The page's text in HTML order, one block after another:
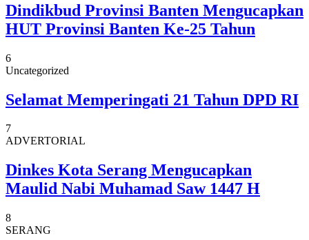
Dindikbud Provinsi Banten Mengucapkan
HUT Provinsi Banten Ke-25 Tahun
6
Uncategorized
Selamat Memperingati 21 Tahun DPD RI
7
ADVERTORIAL
Dinkes Kota Serang Mengucapkan
Maulid Nabi Muhamad Saw 1447 H
8
SERANG